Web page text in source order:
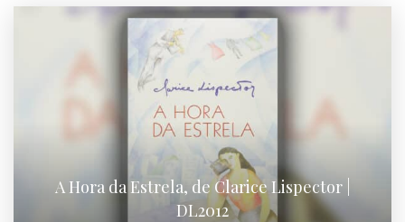
A Hora da Estrela, de Clarice Lispector |
DL2012